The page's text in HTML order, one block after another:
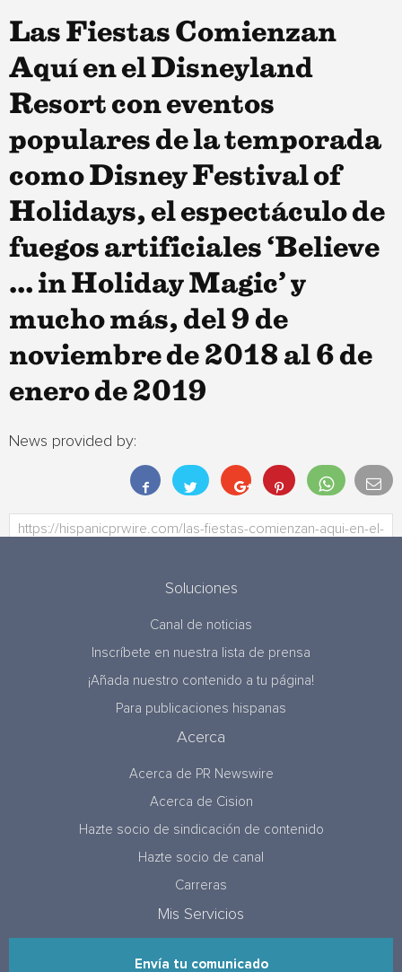
Las Fiestas Comienzan
Aquí en el Disneyland
Resort con eventos
populares de la temporada
como Disney Festival of
Holidays, el espectáculo de
fuegos artificiales ‘Believe
… in Holiday Magic’ y
mucho más, del 9 de
noviembre de 2018 al 6 de
enero de 2019
News provided by:
Soluciones
Canal de noticias
Inscríbete en nuestra lista de prensa
¡Añada nuestro contenido a tu página!
Para publicaciones hispanas
Acerca
Acerca de PR Newswire
Acerca de Cision
Hazte socio de sindicación de contenido
Hazte socio de canal
Carreras
Mis Servicios
Envía tu comunicado